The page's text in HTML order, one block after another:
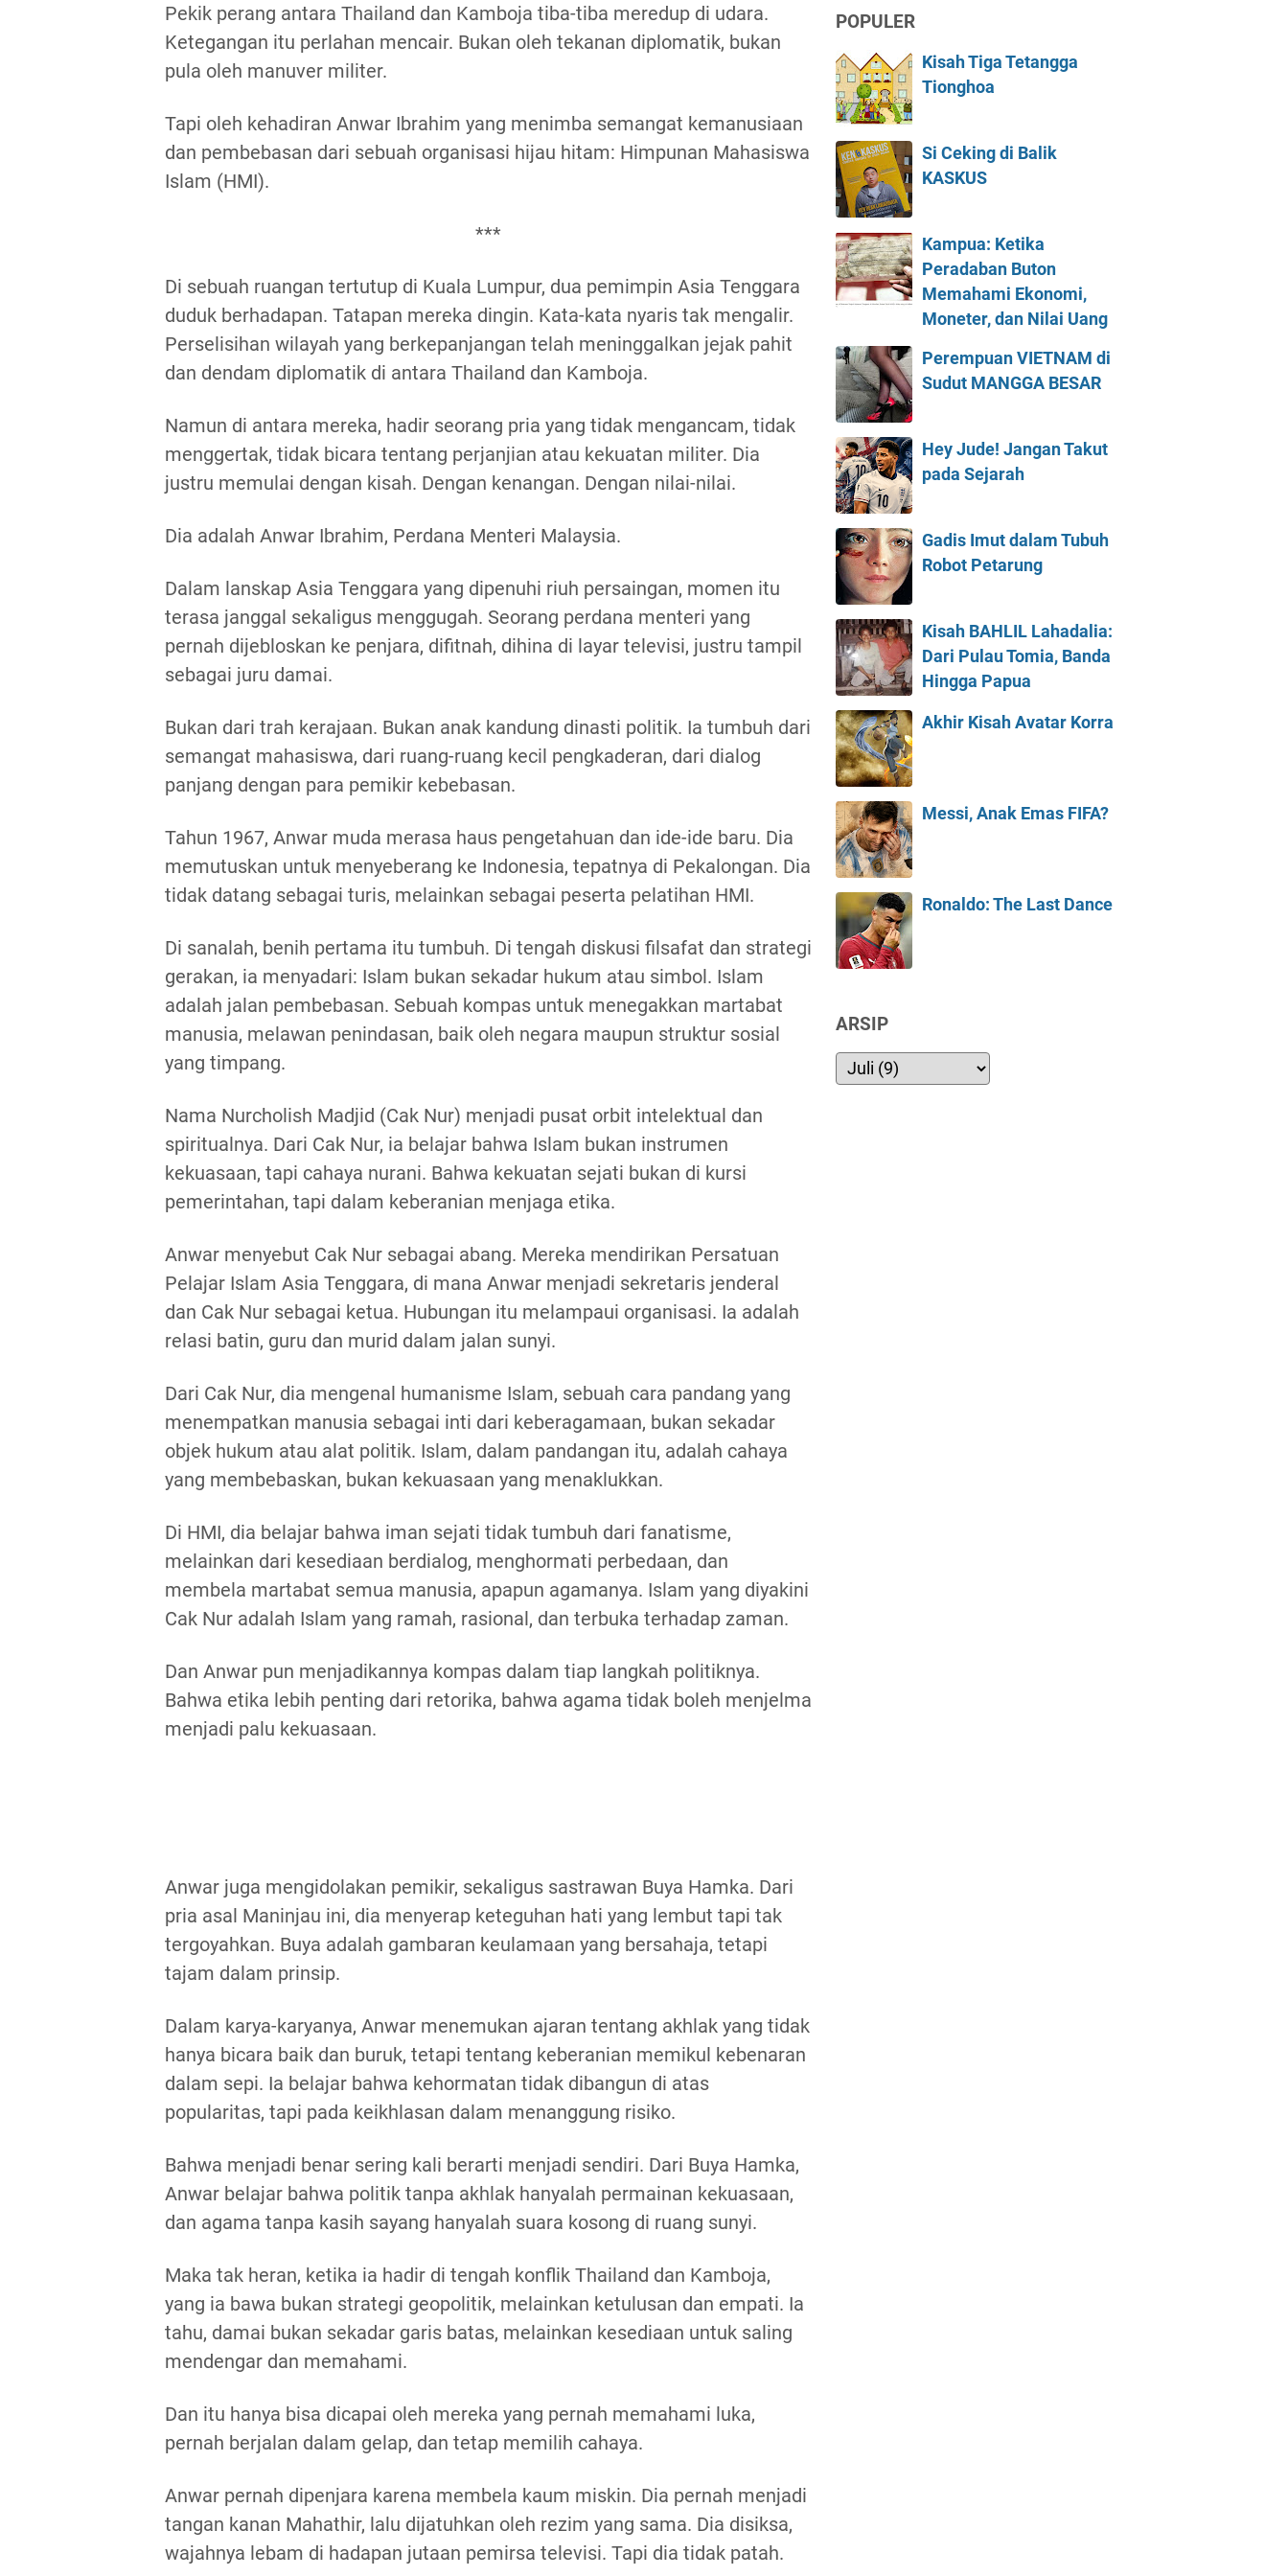
Pekik perang antara Thailand dan Kamboja tiba-tiba meredup di udara.
Ketegangan itu perlahan mencair. Bukan oleh tekanan diplomatik, bukan
pula oleh manuver militer.
Tapi oleh kehadiran Anwar Ibrahim yang menimba semangat kemanusiaan
dan pembebasan dari sebuah organisasi hijau hitam: Himpunan Mahasiswa
Islam (HMI).
***
Di sebuah ruangan tertutup di Kuala Lumpur, dua pemimpin Asia Tenggara
duduk berhadapan. Tatapan mereka dingin. Kata-kata nyaris tak mengalir.
Perselisihan wilayah yang berkepanjangan telah meninggalkan jejak pahit
dan dendam diplomatik di antara Thailand dan Kamboja.
Namun di antara mereka, hadir seorang pria yang tidak mengancam, tidak
menggertak, tidak bicara tentang perjanjian atau kekuatan militer. Dia
justru memulai dengan kisah. Dengan kenangan. Dengan nilai-nilai.
Dia adalah Anwar Ibrahim, Perdana Menteri Malaysia.
Dalam lanskap Asia Tenggara yang dipenuhi riuh persaingan, momen itu
terasa janggal sekaligus menggugah. Seorang perdana menteri yang
pernah dijebloskan ke penjara, difitnah, dihina di layar televisi, justru tampil
sebagai juru damai.
Bukan dari trah kerajaan. Bukan anak kandung dinasti politik. Ia tumbuh dari
semangat mahasiswa, dari ruang-ruang kecil pengkaderan, dari dialog
panjang dengan para pemikir kebebasan.
Tahun 1967, Anwar muda merasa haus pengetahuan dan ide-ide baru. Dia
memutuskan untuk menyeberang ke Indonesia, tepatnya di Pekalongan. Dia
tidak datang sebagai turis, melainkan sebagai peserta pelatihan HMI.
Di sanalah, benih pertama itu tumbuh. Di tengah diskusi filsafat dan strategi
gerakan, ia menyadari: Islam bukan sekadar hukum atau simbol. Islam
adalah jalan pembebasan. Sebuah kompas untuk menegakkan martabat
manusia, melawan penindasan, baik oleh negara maupun struktur sosial
yang timpang.
Nama Nurcholish Madjid (Cak Nur) menjadi pusat orbit intelektual dan
spiritualnya. Dari Cak Nur, ia belajar bahwa Islam bukan instrumen
kekuasaan, tapi cahaya nurani. Bahwa kekuatan sejati bukan di kursi
pemerintahan, tapi dalam keberanian menjaga etika.
Anwar menyebut Cak Nur sebagai abang. Mereka mendirikan Persatuan
Pelajar Islam Asia Tenggara, di mana Anwar menjadi sekretaris jenderal
dan Cak Nur sebagai ketua. Hubungan itu melampaui organisasi. Ia adalah
relasi batin, guru dan murid dalam jalan sunyi.
Dari Cak Nur, dia mengenal humanisme Islam, sebuah cara pandang yang
menempatkan manusia sebagai inti dari keberagamaan, bukan sekadar
objek hukum atau alat politik. Islam, dalam pandangan itu, adalah cahaya
yang membebaskan, bukan kekuasaan yang menaklukkan.
Di HMI, dia belajar bahwa iman sejati tidak tumbuh dari fanatisme,
melainkan dari kesediaan berdialog, menghormati perbedaan, dan
membela martabat semua manusia, apapun agamanya. Islam yang diyakini
Cak Nur adalah Islam yang ramah, rasional, dan terbuka terhadap zaman.
Dan Anwar pun menjadikannya kompas dalam tiap langkah politiknya.
Bahwa etika lebih penting dari retorika, bahwa agama tidak boleh menjelma
menjadi palu kekuasaan.
Anwar juga mengidolakan pemikir, sekaligus sastrawan Buya Hamka. Dari
pria asal Maninjau ini, dia menyerap keteguhan hati yang lembut tapi tak
tergoyahkan. Buya adalah gambaran keulamaan yang bersahaja, tetapi
tajam dalam prinsip.
Dalam karya-karyanya, Anwar menemukan ajaran tentang akhlak yang tidak
hanya bicara baik dan buruk, tetapi tentang keberanian memikul kebenaran
dalam sepi. Ia belajar bahwa kehormatan tidak dibangun di atas
popularitas, tapi pada keikhlasan dalam menanggung risiko.
Bahwa menjadi benar sering kali berarti menjadi sendiri. Dari Buya Hamka,
Anwar belajar bahwa politik tanpa akhlak hanyalah permainan kekuasaan,
dan agama tanpa kasih sayang hanyalah suara kosong di ruang sunyi.
Maka tak heran, ketika ia hadir di tengah konflik Thailand dan Kamboja,
yang ia bawa bukan strategi geopolitik, melainkan ketulusan dan empati. Ia
tahu, damai bukan sekadar garis batas, melainkan kesediaan untuk saling
mendengar dan memahami.
Dan itu hanya bisa dicapai oleh mereka yang pernah memahami luka,
pernah berjalan dalam gelap, dan tetap memilih cahaya.
Anwar pernah dipenjara karena membela kaum miskin. Dia pernah menjadi
tangan kanan Mahathir, lalu dijatuhkan oleh rezim yang sama. Dia disiksa,
wajahnya lebam di hadapan jutaan pemirsa televisi. Tapi dia tidak patah.
POPULER
Kisah Tiga Tetangga
Tionghoa
Si Ceking di Balik
KASKUS
Kampua: Ketika
Peradaban Buton
Memahami Ekonomi,
Moneter, dan Nilai Uang
Perempuan VIETNAM di
Sudut MANGGA BESAR
Hey Jude! Jangan Takut
pada Sejarah
Gadis Imut dalam Tubuh
Robot Petarung
Kisah BAHLIL Lahadalia:
Dari Pulau Tomia, Banda
Hingga Papua
Akhir Kisah Avatar Korra
Messi, Anak Emas FIFA?
Ronaldo: The Last Dance
ARSIP